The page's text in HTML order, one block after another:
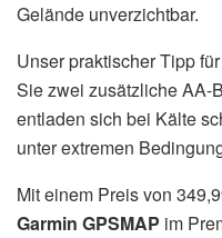
Gelände unverzichtbar.
Unser praktischer Tipp
Sie zwei zusätzliche AA-
entladen sich bei Kälte
unter extremen
Mit einem Preis von
Garmin GPSMAP im